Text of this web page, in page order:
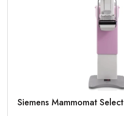
Siemens Mammomat Select